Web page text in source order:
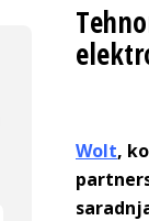
Wolt,